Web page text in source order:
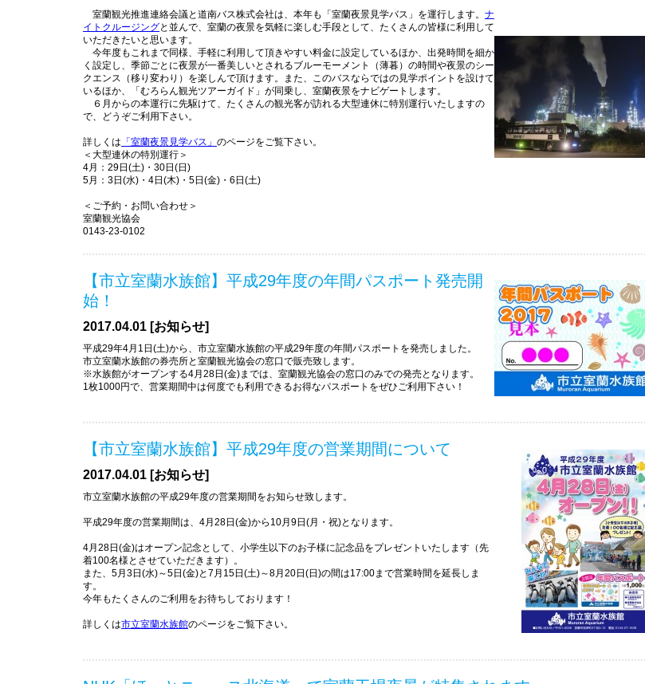
室蘭観光推進連絡会議と道南バス株式会社は、本年も「室蘭夜景見学バス」を運行します。 ナ
イトクルージングと並んで、室蘭の夜景を気軽に楽しむ手段として、たくさんの皆様に利用して
いただきたいと思います。
今年度もこれまで同様、手軽に利用して頂きやすい料金に設定しているほか、出発時間を細か
く設定し、季節ごとに夜景が一番美しいとされるブルーモーメント（薄暮）の時間や夜景のシー
クエンス（移り変わり）を楽しんで頂けます。また、このバスならではの見学ポイントを設けて
いるほか、「むろらん観光ツアーガイド」が同乗し、室蘭夜景をナビゲートします。
６月からの本運行に先駆けて、たくさんの観光客が訪れる大型連休に特別運行いたしますの
で、どうぞご利用下さい。
詳しくは 「室蘭夜景見学バス」 のページをご覧下さい。
＜大型連休の特別運行＞
4月：29日(土)・30日(日)
5月：3日(水)・4日(木)・5日(金)・6日(土)
＜ご予約・お問い合わせ＞
室蘭観光協会
0143-23-0102
【市立室蘭水族館】平成29年度の年間パスポート発売開
始！
2017.04.01 [お知らせ]
平成29年4月1日(土)から、市立室蘭水族館の平成29年度の年間パスポートを発売しました。
市立室蘭水族館の券売所と室蘭観光協会の窓口で販売致します。
※水族館がオープンする4月28日(金)までは、室蘭観光協会の窓口のみでの発売となります。
1枚1000円で、営業期間中は何度でも利用できるお得なパスポートをぜひご利用下さい！
【市立室蘭水族館】平成29年度の営業期間について
2017.04.01 [お知らせ]
市立室蘭水族館の平成29年度の営業期間をお知らせ致します。
平成29年度の営業期間は、 4月28日(金)から10月9日(月・祝)となります。
4月28日(金)はオープン記念として、小学生以下のお子様に記念品をプレゼントいたします（先
着100名様とさせていただきます）。
また、5月3日(水)～5日(金)と7月15日(土)～8月20日(日)の間は17:00まで営業時間を延長しま
す。
今年もたくさんのご利用をお待ちしております！
詳しくは市立室蘭水族館のページをご覧下さい。